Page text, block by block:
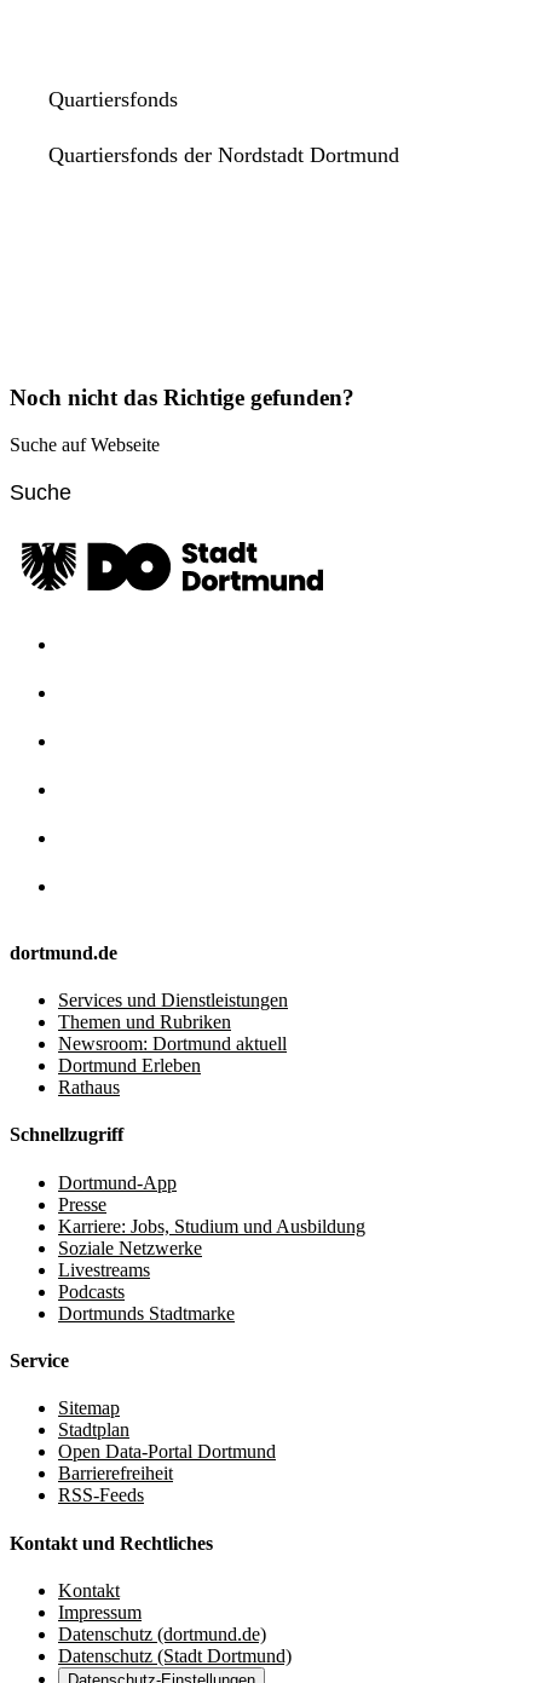
Quartiersfonds
Quartiersfonds der Nordstadt Dortmund
Noch nicht das Richtige gefunden?
Suche auf Webseite
dortmund.de
Services und Dienstleistungen
Themen und Rubriken
Newsroom: Dortmund aktuell
Dortmund Erleben
Rathaus
Schnellzugriff
Dortmund-App
Presse
Karriere: Jobs, Studium und Ausbildung
Soziale Netzwerke
Livestreams
Podcasts
Dortmunds Stadtmarke
Service
Sitemap
Stadtplan
Open Data-Portal Dortmund
Barrierefreiheit
RSS-Feeds
Kontakt und Rechtliches
Kontakt
Impressum
Datenschutz (dortmund.de)
Datenschutz (Stadt Dortmund)